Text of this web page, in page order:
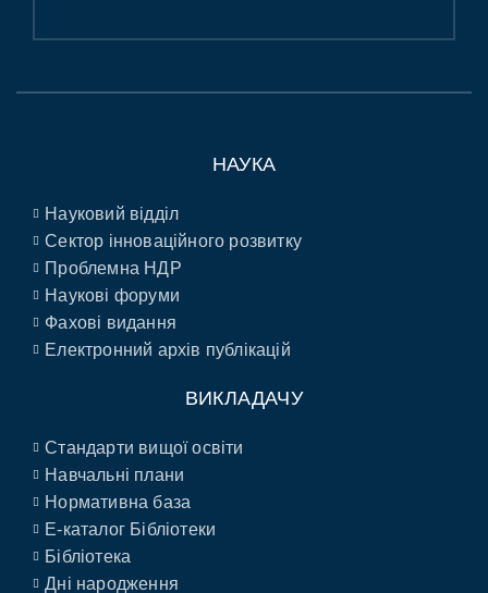
НАУКА
Науковий відділ
Сектор інноваційного розвитку
Проблемна НДР
Наукові форуми
Фахові видання
Електронний архів публікацій
ВИКЛАДАЧУ
Стандарти вищої освіти
Навчальні плани
Нормативна база
E-каталог Бібліотеки
Бібліотека
Дні народження